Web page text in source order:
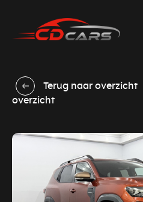
Terug naar overzicht
overzicht